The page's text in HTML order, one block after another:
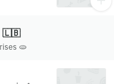
🇱🇧
🫓